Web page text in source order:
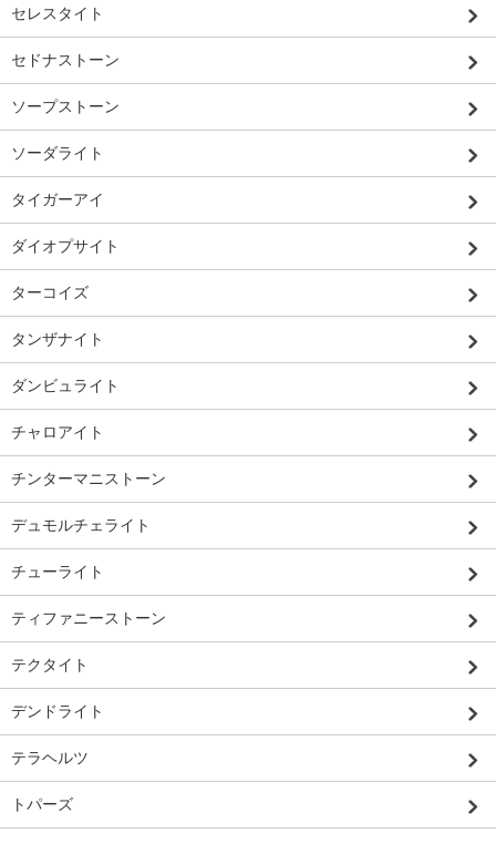
セレスタイト
セドナストーン
ソープストーン
ソーダライト
タイガーアイ
ダイオプサイト
ターコイズ
タンザナイト
ダンビュライト
チャロアイト
チンターマニストーン
デュモルチェライト
チューライト
ティファニーストーン
テクタイト
デンドライト
テラヘルツ
トパーズ